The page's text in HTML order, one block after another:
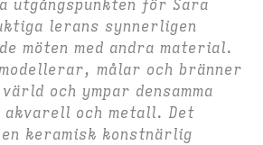
utgångspunkten för Sara
lerans synnerligen
möten med andra material.
målar och bränner
och ympar densamma
och metall. Det
keramisk konstnärlig